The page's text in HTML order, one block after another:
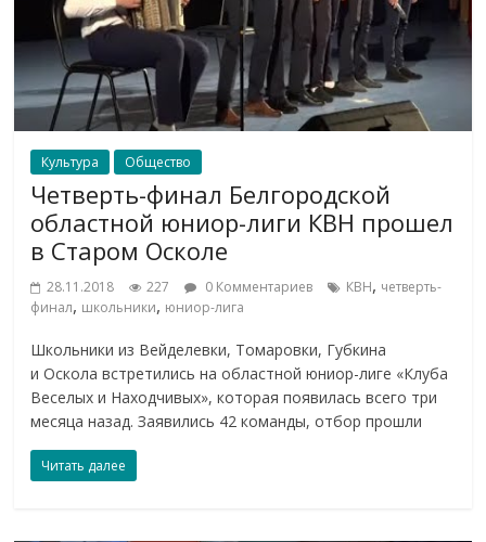
Культура Общество
Четверть-финал Белгородской
областной юниор-лиги КВН прошел
в Старом Осколе
28.11.2018 227 0 Комментариев КВН, четверть-
финал, школьники, юниор-лига
Школьники из Вейделевки, Томаровки, Губкина
и Оскола встретились на областной юниор-лиге «Клуба
Веселых и Находчивых», которая появилась всего три
месяца назад. Заявились 42 команды, отбор прошли
Читать далее